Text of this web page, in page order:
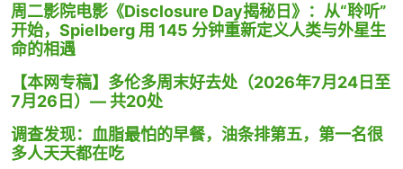
周二影院电影《Disclosure Day揭秘日》：从“聆听”
开始，Spielberg 用 145 分钟重新定义人类与外星生
命的相遇
【本网专稿】多伦多周末好去处（2026年7月24日至
7月26日）— 共20处
调查发现：血脂最怕的早餐，油条排第五，第一名很
多人天天都在吃